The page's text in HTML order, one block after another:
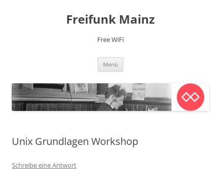
Freifunk Mainz
Free WiFi
Menü
Unix Grundlagen Workshop
Schreibe eine Antwort